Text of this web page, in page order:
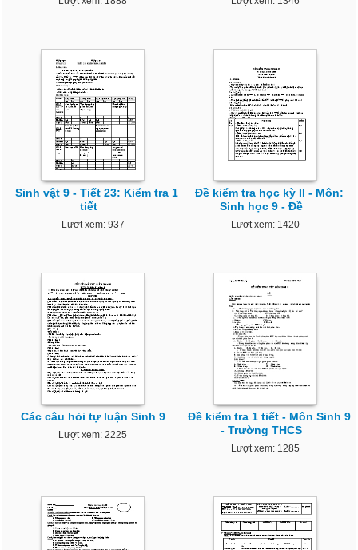
Sinh vật 9 - Tiết 23: Kiểm tra 1
tiết
Lượt xem: 937
Đề kiểm tra học kỳ II - Môn:
Sinh học 9 - Đề
Lượt xem: 1420
Các câu hỏi tự luận Sinh 9
Lượt xem: 2225
Đề kiểm tra 1 tiết - Môn Sinh 9
- Trường THCS
Lượt xem: 1285